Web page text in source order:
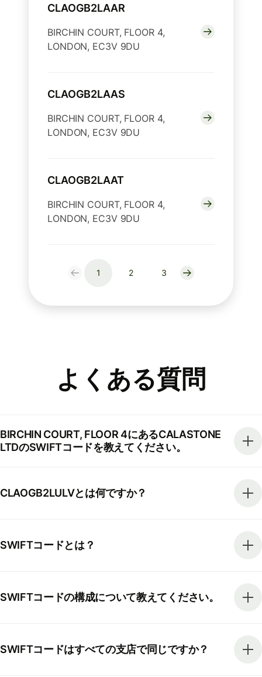
CLAOGB2LAAR
BIRCHIN COURT, FLOOR 4,
LONDON, EC3V 9DU
CLAOGB2LAAS
BIRCHIN COURT, FLOOR 4,
LONDON, EC3V 9DU
CLAOGB2LAAT
BIRCHIN COURT, FLOOR 4,
LONDON, EC3V 9DU
1 2 3
よくある質問
BIRCHIN COURT, FLOOR 4にあるCALASTONE
LTDのSWIFTコードを教えてください。
CLAOGB2LULVとは何ですか？
SWIFTコードとは？
SWIFTコードの構成について教えてください。
SWIFTコードはすべての支店で同じですか？